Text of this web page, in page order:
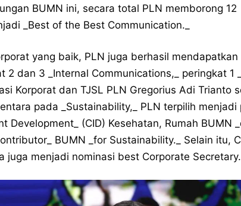
BUMN ini, secara total PLN memborong 12
_Best of the Best Communication._
yang baik, PLN juga berhasil
2 dan 3 _Internal Communications,_ peringkat 1
Korporat dan TJSL PLN Gregorius Adi Trianto
pada _Sustainability,_ PLN terpilih menjadi
Development_ (CID) Kesehatan, Rumah BUMN
BUMN _for Sustainability._ Selain itu,
juga menjadi nominasi best Corporate Secretary.